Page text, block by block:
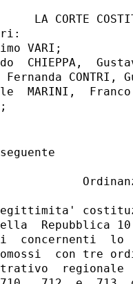
LA CORTE
VARI;
CHIEPPA,
Fernanda CONTRI,
MARINI,
Repubblica
concernenti
con tre